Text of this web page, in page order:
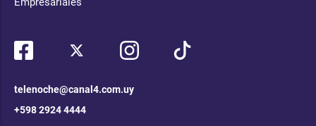
telenoche@canal4.com.uy
+598 2924 4444